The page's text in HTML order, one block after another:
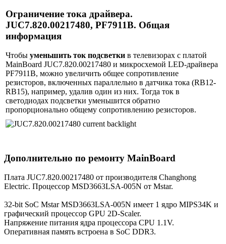
Ограничение тока драйвера.
JUC7.820.00217480, PF7911B. Общая
информация
Чтобы уменьшить ток подсветки в телевизорах с платой
MainBoard JUC7.820.00217480 и микросхемой LED-драйвера
PF7911B, можно увеличить общее сопротивление
резисторов, включенных параллельно в датчика тока (RB12-
RB15), например, удалив один из них. Тогда ток в
светодиодах подсветки уменьшится обратно
пропорционально общему сопротивлению резисторов.
Дополнительно по ремонту MainBoard
Плата JUC7.820.00217480 от производителя Changhong
Electric. Процессор MSD3663LSA-005N от Mstar.
32-bit SoC Mstar MSD3663LSA-005N имеет 1 ядро MIPS34K и
графический процессор GPU 2D-Scaler.
Напряжение питания ядра процессора CPU 1.1V.
Оперативная память встроена в SoC DDR3.